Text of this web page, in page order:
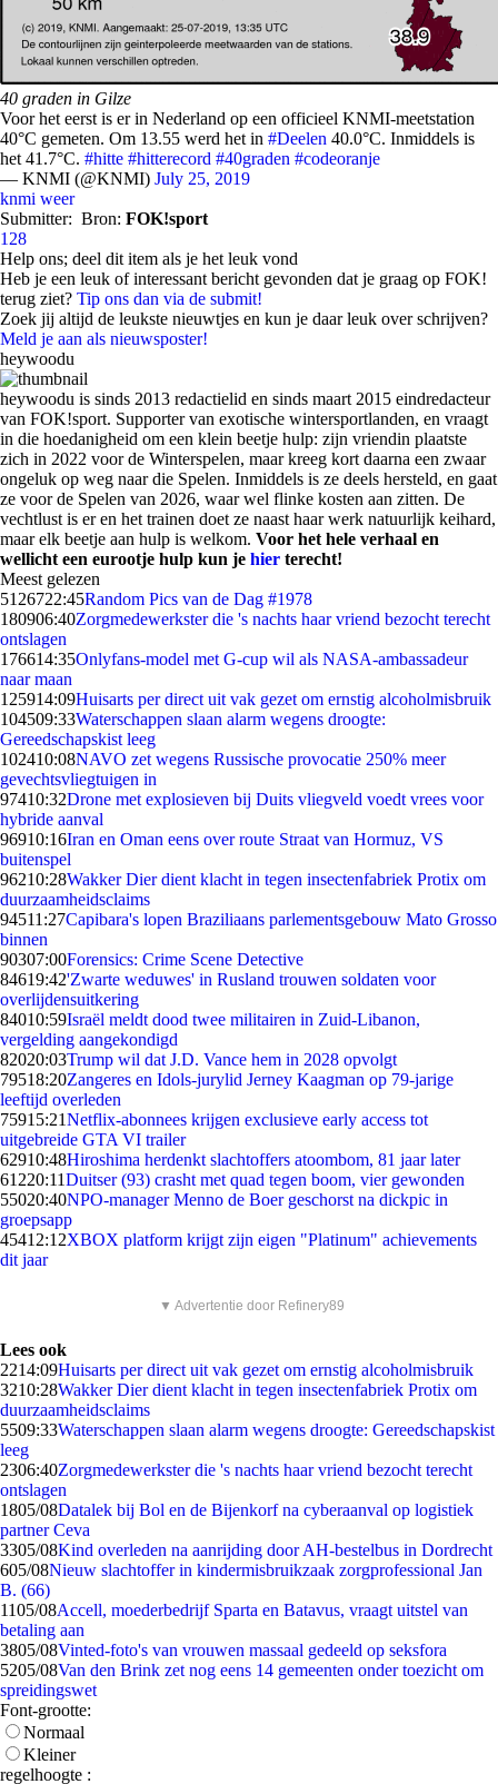
40 graden in Gilze
Voor het eerst is er in Nederland op een officieel KNMI-meetstation
40°C gemeten. Om 13.55 werd het in #Deelen 40.0°C. Inmiddels is
het 41.7°C. #hitte #hitterecord #40graden #codeoranje
— KNMI (@KNMI) July 25, 2019
knmi weer
Submitter: Bron: FOK!sport
128
Help ons; deel dit item als je het leuk vond
Heb je een leuk of interessant bericht gevonden dat je graag op FOK!
terug ziet? Tip ons dan via de submit!
Zoek jij altijd de leukste nieuwtjes en kun je daar leuk over schrijven?
Meld je aan als nieuwsposter!
heywoodu
heywoodu is sinds 2013 redactielid en sinds maart 2015 eindredacteur
van FOK!sport. Supporter van exotische wintersportlanden, en vraagt
in die hoedanigheid om een klein beetje hulp: zijn vriendin plaatste
zich in 2022 voor de Winterspelen, maar kreeg kort daarna een zwaar
ongeluk op weg naar die Spelen. Inmiddels is ze deels hersteld, en gaat
ze voor de Spelen van 2026, waar wel flinke kosten aan zitten. De
vechtlust is er en het trainen doet ze naast haar werk natuurlijk keihard,
maar elk beetje aan hulp is welkom. Voor het hele verhaal en
wellicht een eurootje hulp kun je hier terecht!
Meest gelezen
5126722:45Random Pics van de Dag #1978
180906:40Zorgmedewerkster die 's nachts haar vriend bezocht terecht
ontslagen
176614:35Onlyfans-model met G-cup wil als NASA-ambassadeur
naar maan
125914:09Huisarts per direct uit vak gezet om ernstig alcoholmisbruik
104509:33Waterschappen slaan alarm wegens droogte:
Gereedschapskist leeg
102410:08NAVO zet wegens Russische provocatie 250% meer
gevechtsvliegtuigen in
97410:32Drone met explosieven bij Duits vliegveld voedt vrees voor
hybride aanval
96910:16Iran en Oman eens over route Straat van Hormuz, VS
buitenspel
96210:28Wakker Dier dient klacht in tegen insectenfabriek Protix om
duurzaamheidsclaims
94511:27Capibara's lopen Braziliaans parlementsgebouw Mato Grosso
binnen
90307:00Forensics: Crime Scene Detective
84619:42'Zwarte weduwes' in Rusland trouwen soldaten voor
overlijdensuitkering
84010:59Israël meldt dood twee militairen in Zuid-Libanon,
vergelding aangekondigd
82020:03Trump wil dat J.D. Vance hem in 2028 opvolgt
79518:20Zangeres en Idols-jurylid Jerney Kaagman op 79-jarige
leeftijd overleden
75915:21Netflix-abonnees krijgen exclusieve early access tot
uitgebreide GTA VI trailer
62910:48Hiroshima herdenkt slachtoffers atoombom, 81 jaar later
61220:11Duitser (93) crasht met quad tegen boom, vier gewonden
55020:40NPO-manager Menno de Boer geschorst na dickpic in
groepsapp
45412:12XBOX platform krijgt zijn eigen "Platinum" achievements
dit jaar
▼ Advertentie door Refinery89
Lees ook
2214:09Huisarts per direct uit vak gezet om ernstig alcoholmisbruik
3210:28Wakker Dier dient klacht in tegen insectenfabriek Protix om
duurzaamheidsclaims
5509:33Waterschappen slaan alarm wegens droogte: Gereedschapskist
leeg
2306:40Zorgmedewerkster die 's nachts haar vriend bezocht terecht
ontslagen
1805/08Datalek bij Bol en de Bijenkorf na cyberaanval op logistiek
partner Ceva
3305/08Kind overleden na aanrijding door AH-bestelbus in Dordrecht
605/08Nieuw slachtoffer in kindermisbruikzaak zorgprofessional Jan
B. (66)
1105/08Accell, moederbedrijf Sparta en Batavus, vraagt uitstel van
betaling aan
3805/08Vinted-foto's van vrouwen massaal gedeeld op seksfora
5205/08Van den Brink zet nog eens 14 gemeenten onder toezicht om
spreidingswet
Font-grootte:
Normaal
Kleiner
regelhoogte :